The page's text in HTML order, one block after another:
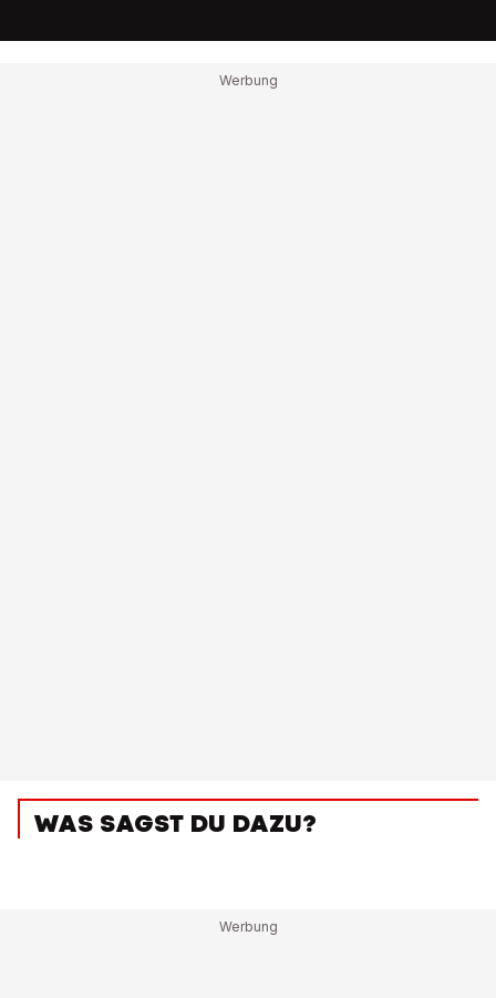
WAS SAGST DU DAZU?